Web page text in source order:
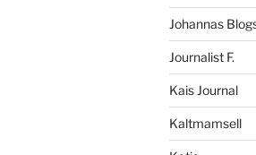
Johannas
Journalist F.
Kais Journal
Kaltmamsell